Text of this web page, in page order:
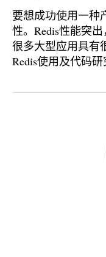
要想成功使用一种
性。Redis性能突
很多大型应用具有
Redis使用及代码研